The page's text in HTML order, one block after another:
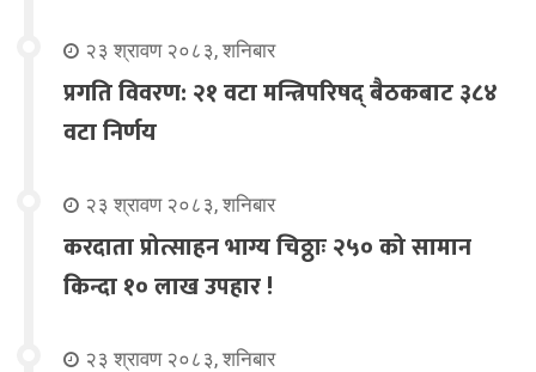
२३ श्रावण २०८३, शनिबार
प्रगति विवरण: २१ वटा मन्त्रिपरिषद् बैठकबाट ३८४
वटा निर्णय
२३ श्रावण २०८३, शनिबार
करदाता प्रोत्साहन भाग्य चिठ्ठाः २५० को सामान
किन्दा १० लाख उपहार !
२३ श्रावण २०८३, शनिबार